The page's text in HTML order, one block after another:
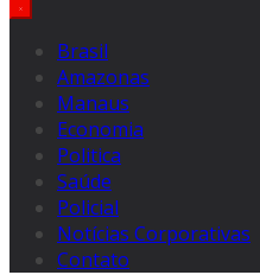
Brasil
Amazonas
Manaus
Economia
Politica
Saúde
Policial
Notícias Corporativas
Contato